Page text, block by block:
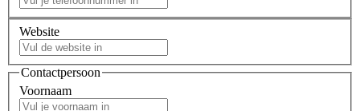
Website
Contactpersoon
Voornaam